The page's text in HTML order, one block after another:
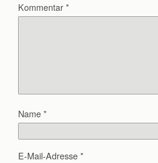
Kommentar*
Name*
E-Mail-Adresse*